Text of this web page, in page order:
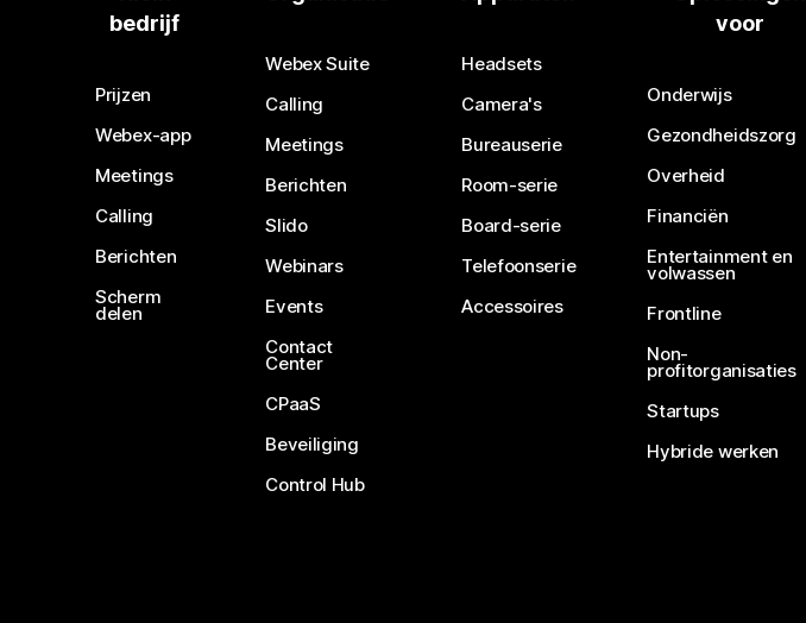
bedrijf
Prijzen
Webex-app
Meetings
Calling
Berichten
Scherm
delen
Webex Suite
Calling
Meetings
Berichten
Slido
Webinars
Events
Contact
Center
CPaaS
Beveiliging
Control Hub
Headsets
Camera's
Bureauserie
Room-serie
Board-serie
Telefoonserie
Accessoires
voor
Onderwijs
Gezondheidszorg
Overheid
Financiën
Entertainment en
volwassen
Frontline
Non-
profitorganisaties
Startups
Hybride werken